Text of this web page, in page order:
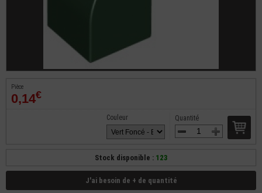
Pièce
0,14€
Quantité
Couleur
Stock disponible : 123
J'ai besoin de + de quantité